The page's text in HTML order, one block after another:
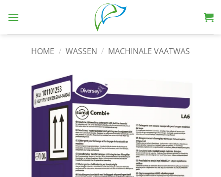
HOME / WASSEN / MACHINALE VAATWAS